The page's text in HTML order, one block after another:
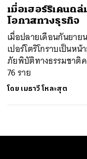
เมื่อเฮอร์ริเคนถล่
โอกาสทางธุรกิจ
เมื่อปลายเดือนกันยาย
เปอร์โตริโกราบเป็นห
ภัยพิบัติทางธรรมชาติ
76 ราย
โดย เมธาวี โหละสุต